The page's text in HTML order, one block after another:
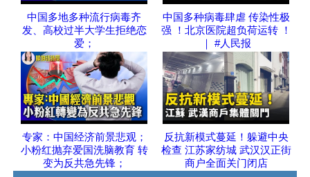
中国多地多种流行病毒齐
发、高校过半大学生拒绝恋
爱；
中国多种病毒肆虐 传染性极
强 ！北京医院超负荷运转 ！
｜ #人民报
专家：中国经济前景悲观；
小粉红抛弃爱国洗脑教育 转
变为反共急先锋；
反抗新模式蔓延！躲避中央
检查 江苏家纺城 武汉汉正街
商户全面关门闭店